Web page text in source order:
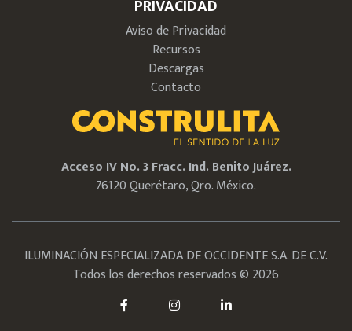
PRIVACIDAD
Aviso de Privacidad
Recursos
Descargas
Contacto
Acceso IV No. 3 Fracc. Ind. Benito Juárez.
76120 Querétaro, Qro. México.
ILUMINACIÓN ESPECIALIZADA DE OCCIDENTE S.A. DE C.V.
Todos los derechos reservados © 2026